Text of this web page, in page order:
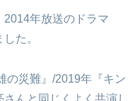
年放送のドラマ
た。
の災難』/2019年『キン